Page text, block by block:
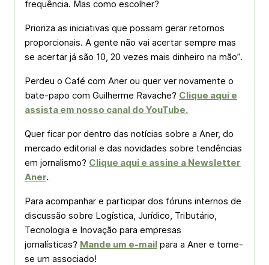
frequência. Mas como escolher?
Prioriza as iniciativas que possam gerar retornos
proporcionais. A gente não vai acertar sempre mas
se acertar já são 10, 20 vezes mais dinheiro na mão”.
Perdeu o Café com Aner ou quer ver novamente o
bate-papo com Guilherme Ravache? Clique aqui e
assista em nosso canal do YouTube.
Quer ficar por dentro das notícias sobre a Aner, do
mercado editorial e das novidades sobre tendências
em jornalismo? Clique aqui e assine a Newsletter
Aner.
Para acompanhar e participar dos fóruns internos de
discussão sobre Logística, Jurídico, Tributário,
Tecnologia e Inovação para empresas
jornalísticas? Mande um e-mail para a Aner e torne-
se um associado!